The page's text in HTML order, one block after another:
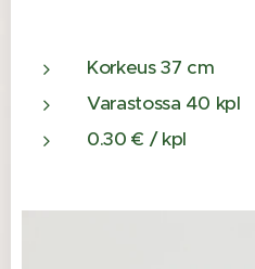
Korkeus 37 cm
Varastossa 40 kpl
0.30 € / kpl